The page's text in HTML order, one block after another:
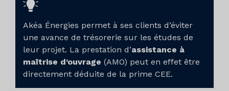
Akéa Énergies permet à ses clients d’éviter
une avance de trésorerie sur les études de
leur projet. La prestation d’assistance à
maîtrise d’ouvrage (AMO) peut en effet être
directement déduite de la prime CEE.